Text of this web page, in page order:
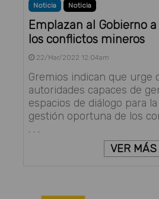
Noticia Noticia
Emplazan al Gobierno
los conflictos mineros
22/Mar/2022 12:04am
Gremios indican que urge
autoridades capaces de
espacios de diálogo para
gestión oportuna de los
. . .
VER MÁS